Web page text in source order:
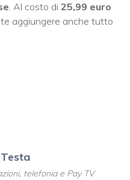
. Al costo di 25,99 euro
aggiungere anche tutto
telefonia e Pay TV